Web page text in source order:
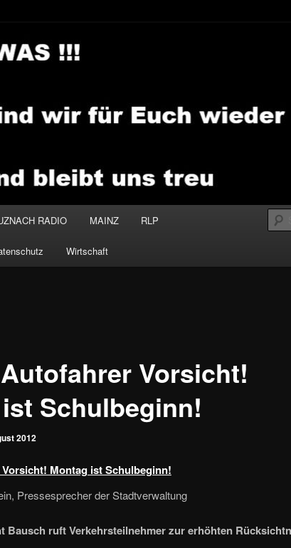
RADIO MAINZ RLP
Wirtschaft
Vorsicht!
Schulbeginn!
2012
Montag ist Schulbeginn!
Pressesprecher der Stadtverwaltung
Bausch ruft Verkehrsteilnehmer zur erhöhten